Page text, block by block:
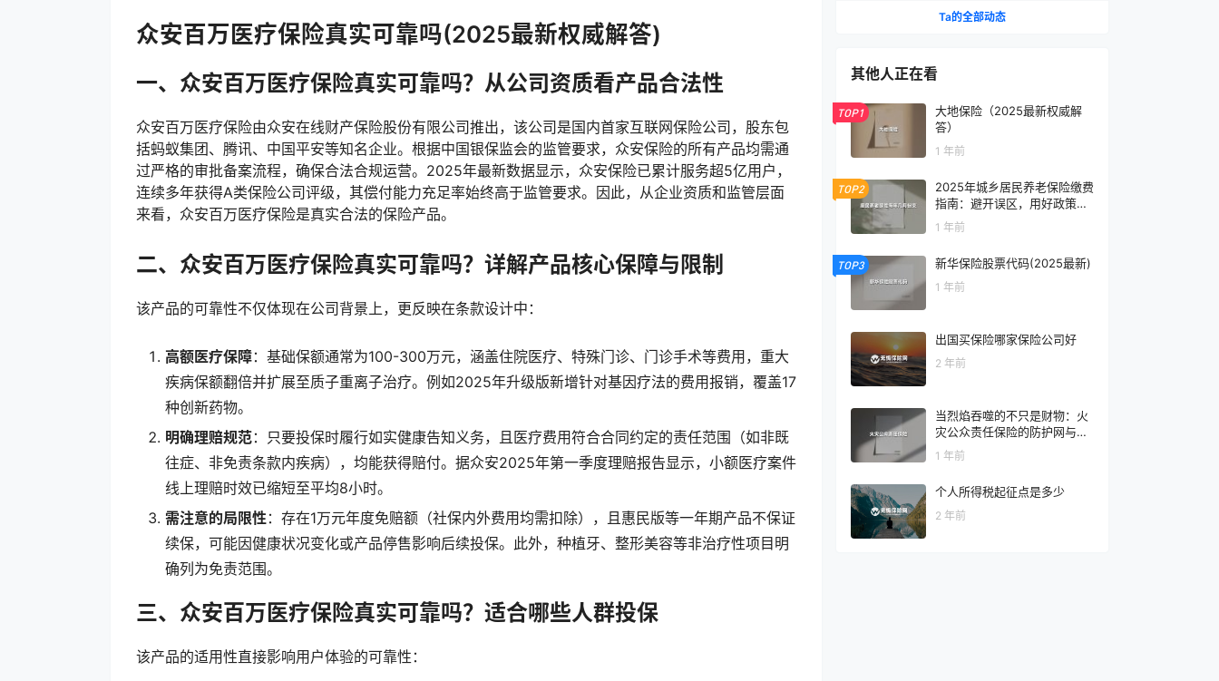
众安百万医疗保险真实可靠吗(2025最新权威解答)
一、众安百万医疗保险真实可靠吗？从公司资质看产品合法性
众安百万医疗保险由众安在线财产保险股份有限公司推出，该公司是国内首家互联网保险公司，股东包
括蚂蚁集团、腾讯、中国平安等知名企业。根据中国银保监会的监管要求，众安保险的所有产品均需通
过严格的审批备案流程，确保合法合规运营。2025年最新数据显示，众安保险已累计服务超5亿用户，
连续多年获得A类保险公司评级，其偿付能力充足率始终高于监管要求。因此，从企业资质和监管层面
来看，众安百万医疗保险是真实合法的保险产品。
二、众安百万医疗保险真实可靠吗？详解产品核心保障与限制
该产品的可靠性不仅体现在公司背景上，更反映在条款设计中：
高额医疗保障：基础保额通常为100-300万元，涵盖住院医疗、特殊门诊、门诊手术等费用，重大
疾病保额翻倍并扩展至质子重离子治疗。例如2025年升级版新增针对基因疗法的费用报销，覆盖17
种创新药物。
明确理赔规范：只要投保时履行如实健康告知义务，且医疗费用符合合同约定的责任范围（如非既
往症、非免责条款内疾病），均能获得赔付。据众安2025年第一季度理赔报告显示，小额医疗案件
线上理赔时效已缩短至平均8小时。
需注意的局限性 ：存在1万元年度免赔额（社保内外费用均需扣除），且惠民版等一年期产品不保证
续保，可能因健康状况变化或产品停售影响后续投保。此外，种植牙、整形美容等非治疗性项目明
确列为免责范围。
三、众安百万医疗保险真实可靠吗？适合哪些人群投保
该产品的适用性直接影响用户体验的可靠性：
Ta的全部动态
其他人正在看
TOP1
大地保险（2025最新权威解
答）
1 年前
TOP2
2025年城乡居民养老保险缴费
指南：避开误区，用好政策红
利
1 年前
TOP3 新华保险股票代码(2025最新)
1 年前
出国买保险哪家保险公司好
2 年前
当烈焰吞噬的不只是财物：火
灾公众责任保险的防护网与新
实践
1 年前
个人所得税起征点是多少
2 年前